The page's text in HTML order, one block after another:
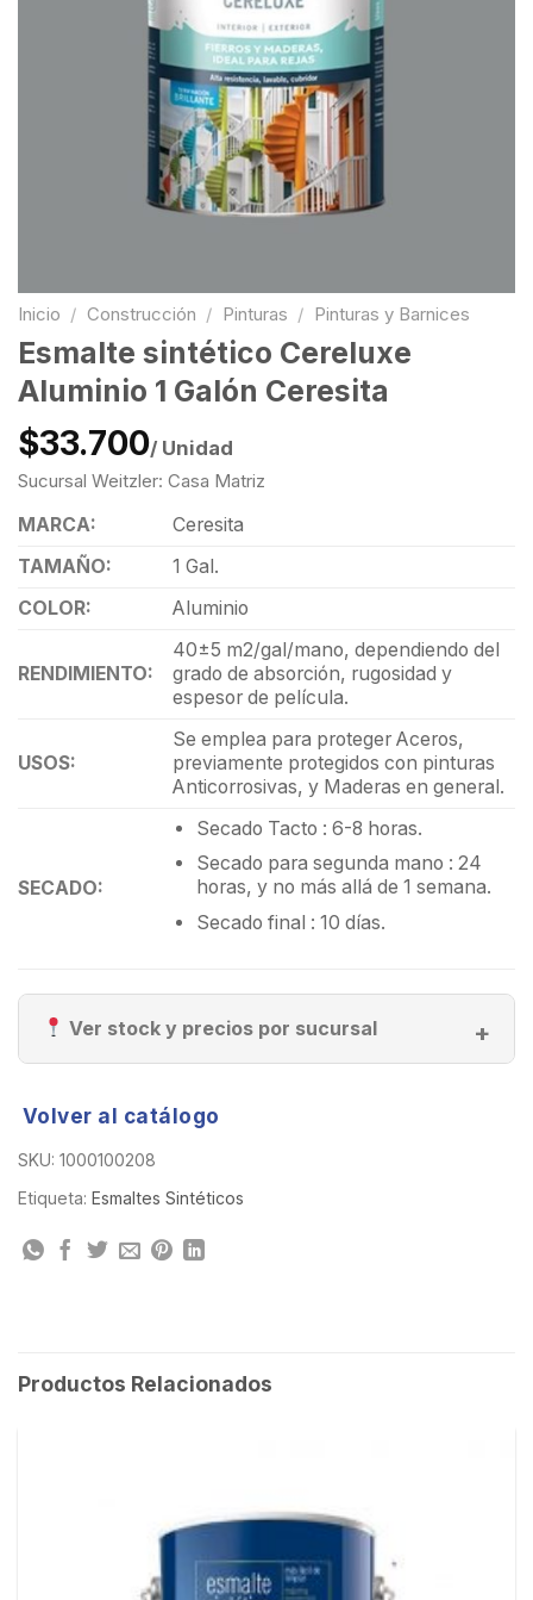
Inicio / Construcción / Pinturas / Pinturas y Barnices
Esmalte sintético Cereluxe
Aluminio 1 Galón Ceresita
$33.700/ Unidad
Sucursal Weitzler: Casa Matriz
MARCA:
Ceresita
TAMAÑO:
1 Gal.
COLOR:
Aluminio
RENDIMIENTO:
40±5 m2/gal/mano, dependiendo del
grado de absorción, rugosidad y
espesor de película.
USOS:
Se emplea para proteger Aceros,
previamente protegidos con pinturas
Anticorrosivas, y Maderas en general.
SECADO:
Secado Tacto : 6-8 horas.
Secado para segunda mano : 24
horas, y no más allá de 1 semana.
Secado final : 10 días.
Ver stock y precios por sucursal
Volver al catálogo
SKU: 1000100208
Etiqueta: Esmaltes Sintéticos
Productos Relacionados